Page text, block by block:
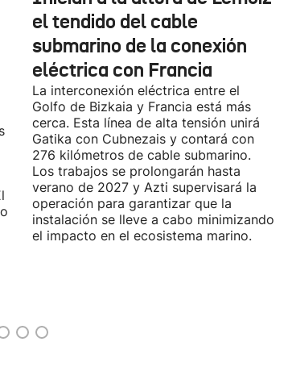
el tendido del cable
submarino de la conexión
eléctrica con Francia
La interconexión eléctrica entre el
Golfo de Bizkaia y Francia está más
cerca. Esta línea de alta tensión unirá
Gatika con Cubnezais y contará con
276 kilómetros de cable submarino.
Los trabajos se prolongarán hasta
verano de 2027 y Azti supervisará la
operación para garantizar que la
instalación se lleve a cabo minimizando
el impacto en el ecosistema marino.